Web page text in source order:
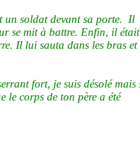
soldat devant sa porte.
Il
se mit à battre. Enfin, il était
Il lui sauta dans les bras et
fort, je suis désolé mais
le corps de ton père a été